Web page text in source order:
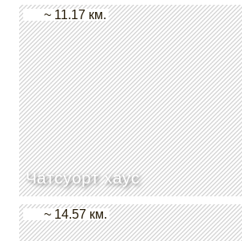
Чатсуорт хаус
~ 11.17 км.
~ 14.57 км.